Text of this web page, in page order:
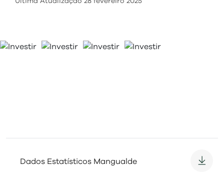
Dados Estatísticos Mangualde